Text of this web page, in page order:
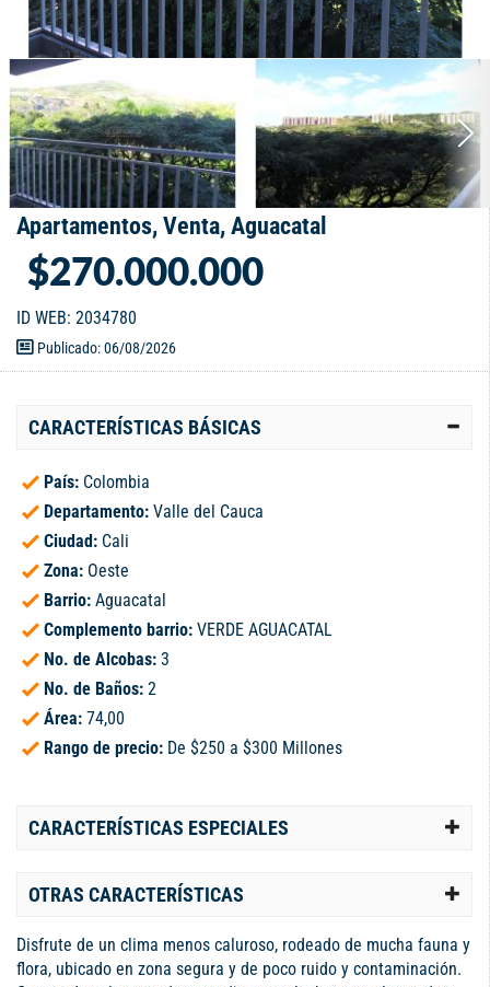
Apartamentos, Venta, Aguacatal
$270.000.000
ID WEB: 2034780
Publicado: 06/08/2026
CARACTERÍSTICAS BÁSICAS
País: Colombia
Departamento: Valle del Cauca
Ciudad: Cali
Zona: Oeste
Barrio: Aguacatal
Complemento barrio: VERDE AGUACATAL
No. de Alcobas: 3
No. de Baños: 2
Área: 74,00
Rango de precio: De $250 a $300 Millones
CARACTERÍSTICAS ESPECIALES
OTRAS CARACTERÍSTICAS
Disfrute de un clima menos caluroso, rodeado de mucha fauna y
flora, ubicado en zona segura y de poco ruido y contaminación.